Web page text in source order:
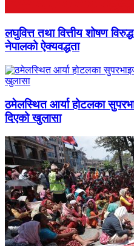
लघुवित्त तथा वित्तीय शोषण
नेपालको ऐक्यवद्धता
ठमेलस्थित आर्या होटलका
दिएको खुलासा